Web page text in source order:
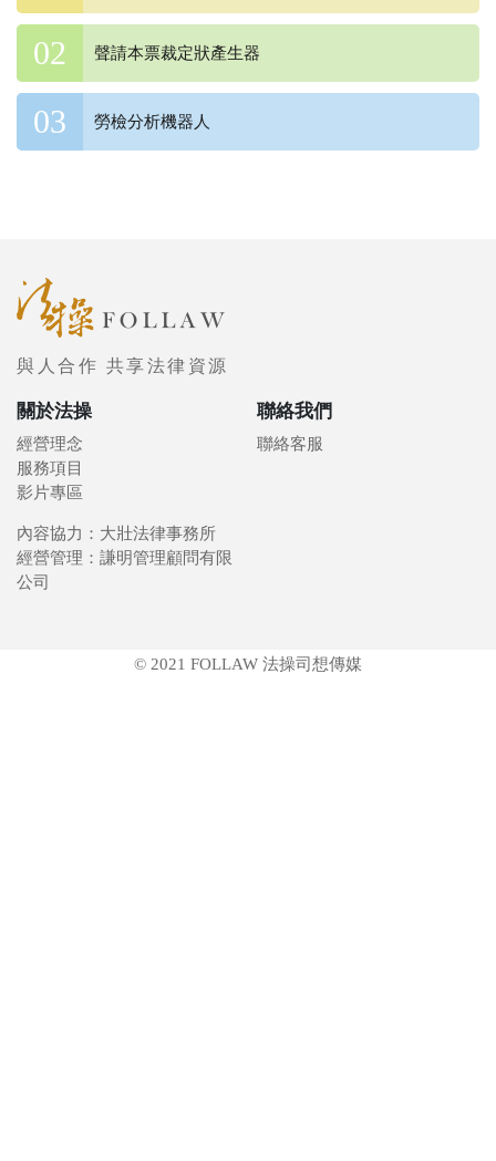
聲請本票裁定狀產生器
勞檢分析機器人
與人合作 共享法律資源
關於法操
經營理念
服務項目
影片專區
聯絡我們
聯絡客服
內容協力：大壯法律事務所
經營管理：謙明管理顧問有限
公司
© 2021 FOLLAW 法操司想傳媒